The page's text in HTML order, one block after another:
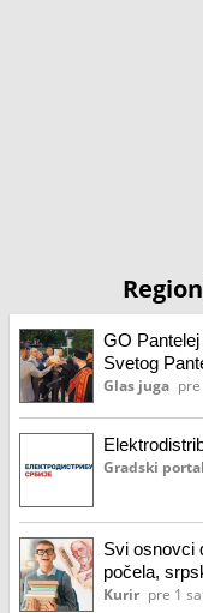
GO
Svetog
prema
Glas juga
Gradski
Svi osnovci
počela,
Kurir pre 1